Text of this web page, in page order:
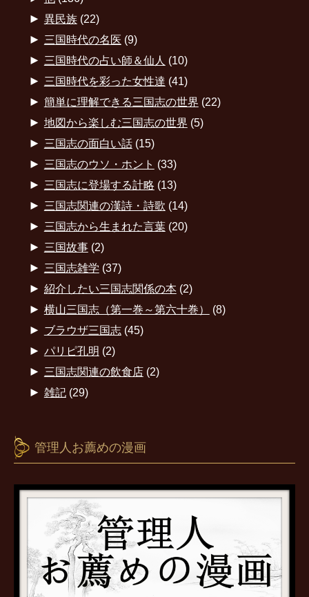
► 異民族(22)
► 三国時代の名医 (9)
► 三国時代の占い師＆仙人 (10)
► 三国時代を彩った女性達 (41)
► 簡単に理解できる三国志の世界 (22)
► 地図から楽しむ三国志の世界 (5)
► 三国志の面白い話(15)
► 三国志のウソ・ホント (33)
► 三国志に登場する計略 (13)
► 三国志関連の漢詩・詩歌 (14)
► 三国志から生まれた言葉(20)
► 三国故事(2)
► 三国志雑学 (37)
► 紹介したい三国志関係の本(2)
► 横山三国志（第一巻～第六十巻） (8)
► ブラウザ三国志(45)
► パリピ孔明 (2)
► 三国志関連の飲食店(2)
► 雑記(29)
管理人お薦めの漫画